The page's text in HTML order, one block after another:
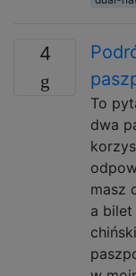
4
To
dwa
masz
a bilet